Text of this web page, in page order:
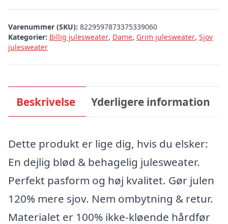
Varenummer (SKU): 8229597873375339060
Kategorier: Billig julesweater, Dame, Grim julesweater, Sjov
julesweater
Beskrivelse Yderligere information
Dette produkt er lige dig, hvis du elsker:
En dejlig blød & behagelig julesweater.
Perfekt pasform og høj kvalitet. Gør julen
120% mere sjov. Nem ombytning & retur.
Materialet er 100% ikke-kløende hårdfør